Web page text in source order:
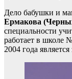
Дело бабушки и
Ермакова
специальности
работает в школе
2004 года